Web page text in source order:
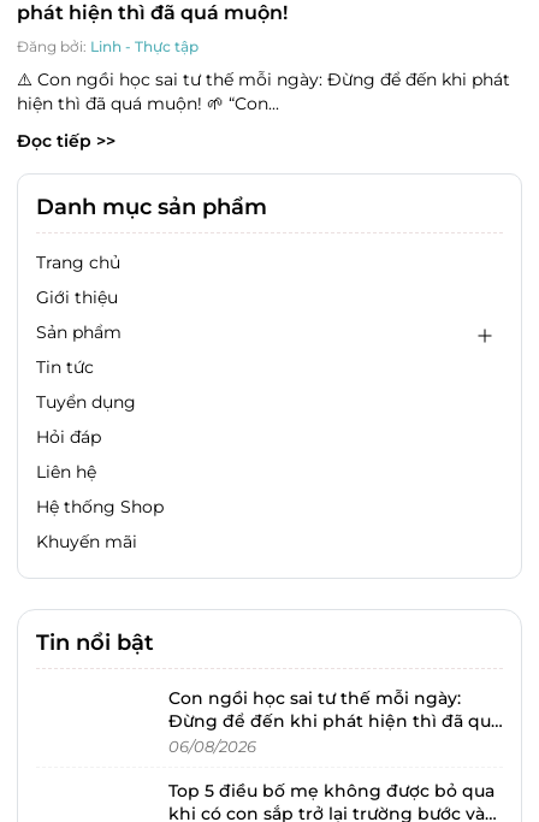
phát hiện thì đã quá muộn!
Đăng bởi: Linh - Thực tập
⚠️ Con ngồi học sai tư thế mỗi ngày: Đừng để đến khi phát
hiện thì đã quá muộn! 🌱 “Con...
Đọc tiếp >>
Danh mục sản phẩm
Trang chủ
Giới thiệu
Sản phẩm
Tin tức
Tuyển dụng
Hỏi đáp
Liên hệ
Hệ thống Shop
Khuyến mãi
Tin nổi bật
Con ngồi học sai tư thế mỗi ngày:
Đừng để đến khi phát hiện thì đã quá
muộn!
06/08/2026
Top 5 điều bố mẹ không được bỏ qua
khi có con sắp trở lại trường bước vào